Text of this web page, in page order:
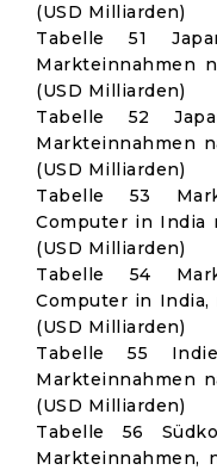
(USD Milliarden)
Tabelle 51
Markteinnahmen
(USD Milliarden)
Tabelle 52
Markteinnahmen
(USD Milliarden)
Tabelle 53
Computer in India
(USD Milliarden)
Tabelle 54
Computer in India,
(USD Milliarden)
Tabelle 55
Markteinnahmen
(USD Milliarden)
Tabelle 56
Markteinnahmen,